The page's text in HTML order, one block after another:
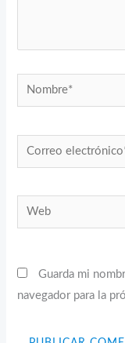
Nombre*
Correo
electrónico*
Web
Guarda mi
navegador para la